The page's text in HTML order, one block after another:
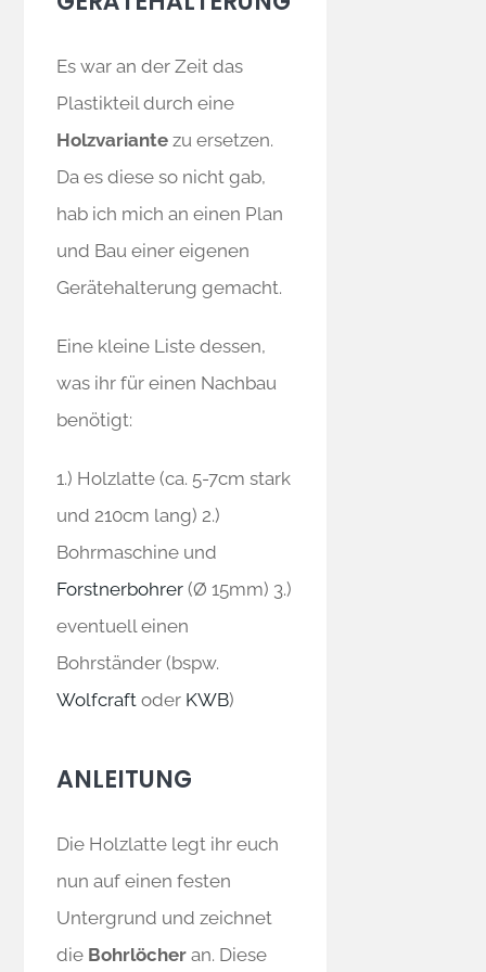
Es war an der Zeit das
Plastikteil durch eine
Holzvariante zu ersetzen.
Da es diese so nicht gab,
hab ich mich an einen Plan
und Bau einer eigenen
Gerätehalterung gemacht.
Eine kleine Liste dessen,
was ihr für einen Nachbau
benötigt:
1.) Holzlatte (ca. 5-7cm stark
und 210cm lang) 2.)
Bohrmaschine und
Forstnerbohrer (Ø 15mm) 3.)
eventuell einen
Bohrständer (bspw.
Wolfcraft oder KWB)
ANLEITUNG
Die Holzlatte legt ihr euch
nun auf einen festen
Untergrund und zeichnet
die Bohrlöcher an. Diese